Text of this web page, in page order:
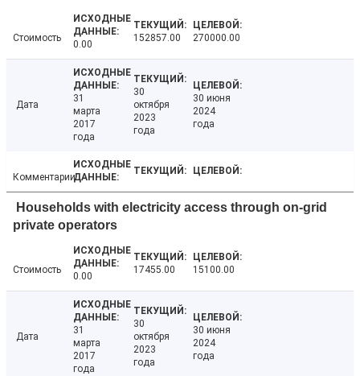
Стоимость
0.00
152857.00 270000.00
Дата
31
марта
2017
года
30
октября
2023
года
30 июня
2024
года
Комментарии
Households with electricity access through on-grid
private operators
Стоимость
0.00
17455.00 15100.00
Дата
31
марта
2017
года
30
октября
2023
года
30 июня
2024
года